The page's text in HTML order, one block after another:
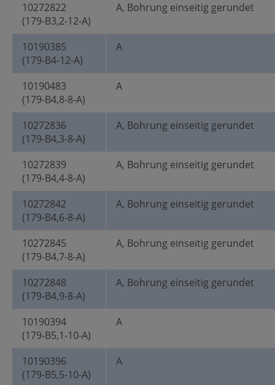
10272822
(179-B3,2-12-A)
A, Bohrung einseitig gerundet
10190385
(179-B4-12-A)
A
10190483
(179-B4,8-8-A)
A
10272836
(179-B4,3-8-A)
A, Bohrung einseitig gerundet
10272839
(179-B4,4-8-A)
A, Bohrung einseitig gerundet
10272842
(179-B4,6-8-A)
A, Bohrung einseitig gerundet
10272845
(179-B4,7-8-A)
A, Bohrung einseitig gerundet
10272848
(179-B4,9-8-A)
A, Bohrung einseitig gerundet
10190394
(179-B5,1-10-A)
A
10190396
(179-B5,5-10-A)
A